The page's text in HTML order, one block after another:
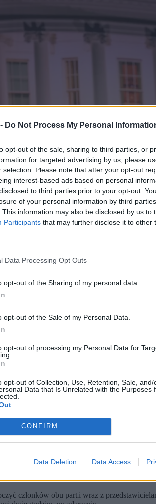
Do Not Process My Personal
opt-out of the sale, sharing to third parties, or
for targeted advertising by us, please
selection. Please note that after your opt-out
interest-based ads based on personal
to third parties prior to your opt-out.
of your personal information by third
This information may also be disclosed by us to
Participants that may further disclose it to other
Data Processing Opt Outs
opt-out of the Sharing of my personal data.
opt-out of the Sale of my Personal Data.
opt-out of processing my Personal Data for
opt-out of Collection, Use, Retention, Sale, and/
Data that Is Unrelated with the Purposes
CONFIRM
Data Deletion Data Access
/ PAP / EPA)
Donald Trump został natychmiast
agent Secret Service uniknął
FBI bada broń sprawcy i apeluje o
podczas gali Stowarzyszenia
Service
Poinformował, że zgodnie z
potwierdził, że organizatorzy i jego zespół
członków obu partii wraz z